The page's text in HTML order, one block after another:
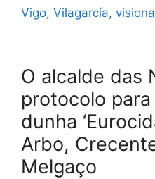
Vigo, Vilagarcía,
O alcalde das
protocolo
dunha
Arbo,
Melgaço